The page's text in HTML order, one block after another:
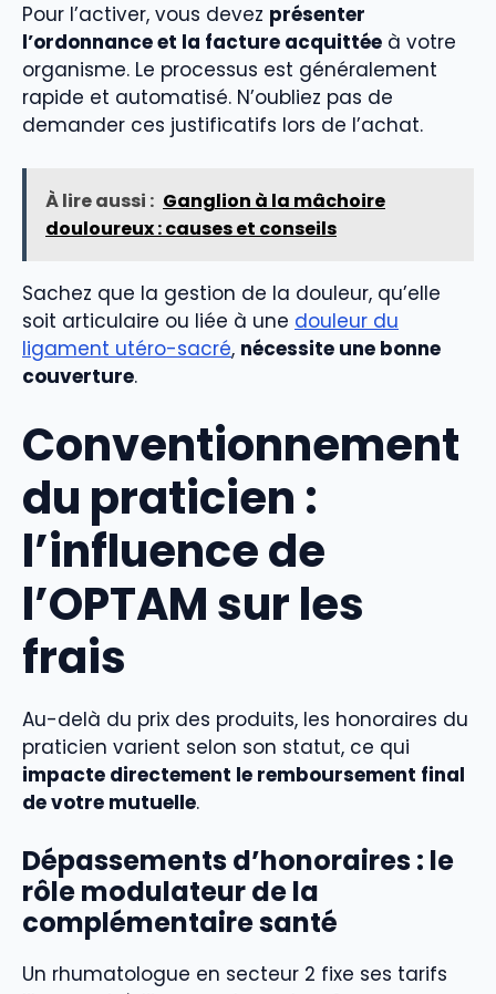
Pour l’activer, vous devez présenter
l’ordonnance et la facture acquittée à votre
organisme. Le processus est généralement
rapide et automatisé. N’oubliez pas de
demander ces justificatifs lors de l’achat.
À lire aussi : Ganglion à la mâchoire
douloureux : causes et conseils
Sachez que la gestion de la douleur, qu’elle
soit articulaire ou liée à une douleur du
ligament utéro-sacré, nécessite une bonne
couverture.
Conventionnement
du praticien :
l’influence de
l’OPTAM sur les
frais
Au-delà du prix des produits, les honoraires du
praticien varient selon son statut, ce qui
impacte directement le remboursement final
de votre mutuelle.
Dépassements d’honoraires : le
rôle modulateur de la
complémentaire santé
Un rhumatologue en secteur 2 fixe ses tarifs